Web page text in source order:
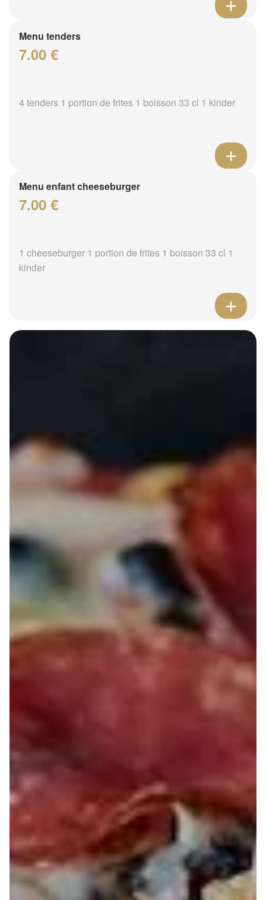
Menu tenders
7.00 €
4 tenders 1 portion de frites 1 boisson 33 cl 1 kinder
Menu enfant cheeseburger
7.00 €
1 cheeseburger 1 portion de frites 1 boisson 33 cl 1
kinder